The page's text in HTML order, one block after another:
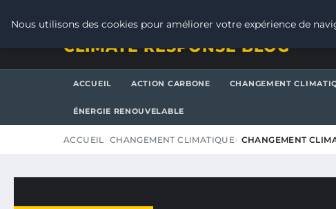
CLIMATE RESPONSE BLOG
ACCUEIL ACTION CARBONE CHANGEMENT
ÉNERGIE RENOUVELABLE
ACCUEIL CHANGEMENT CLIMATIQUE CHANGEMENT
Nous utilisons des cookies pour améliorer votre expérience de